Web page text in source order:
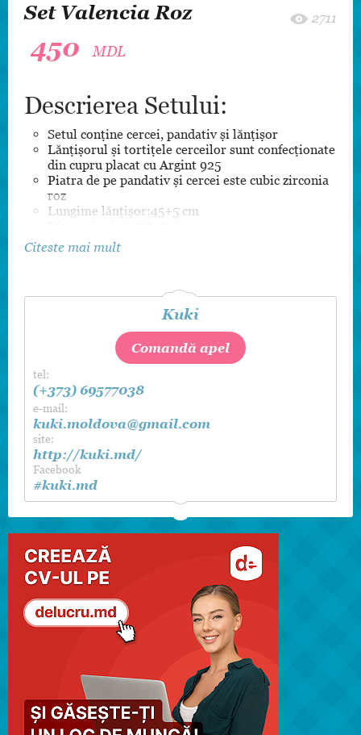
Set Valencia Roz 2711
450 MDL
Descrierea Setului:
Setul conține cercei, pandativ și lănțișor
Lănțișorul și tortițele cerceilor sunt confecționate
din cupru placat cu Argint 925
Piatra de pe pandativ și cercei este cubic zirconia
roz
Lungime lănțișor:45+5 cm
Citeste mai mult
Kuki
Comandă apel
tel:
(+373) 69577038
e-mail:
kuki.moldova@gmail.com
site:
http://kuki.md/
Facebook
#kuki.md